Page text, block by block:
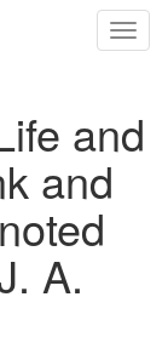
and
and
A.